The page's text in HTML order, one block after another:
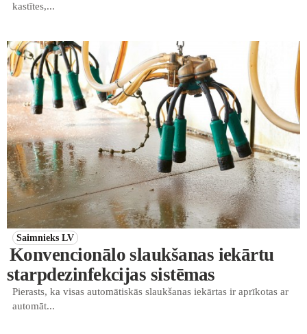
kastītes,...
Saimnieks LV
Konvencionālo slaukšanas iekārtu
starpdezinfekcijas sistēmas
Pierasts, ka visas automātiskās slaukšanas iekārtas ir aprīkotas ar
automāt...